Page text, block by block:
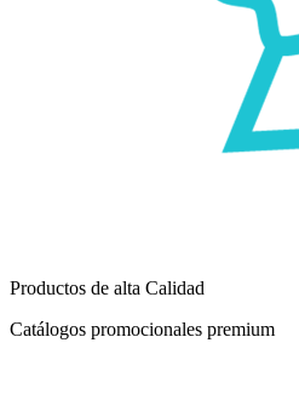
Productos de alta Calidad
Catálogos promocionales premium